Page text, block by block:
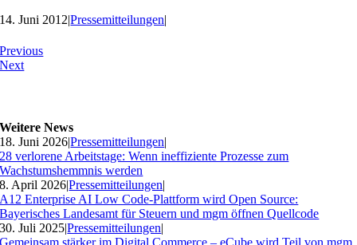
14. Juni 2012|Pressemitteilungen|
Previous
Next
Weitere News
18. Juni 2026|Pressemitteilungen|
28 verlorene Arbeitstage: Wenn ineffiziente Prozesse zum
Wachstumshemmnis werden
8. April 2026|Pressemitteilungen|
A12 Enterprise AI Low Code-Plattform wird Open Source:
Bayerisches Landesamt für Steuern und mgm öffnen Quellcode
30. Juli 2025|Pressemitteilungen|
Gemeinsam stärker im Digital Commerce – eCube wird Teil von mgm